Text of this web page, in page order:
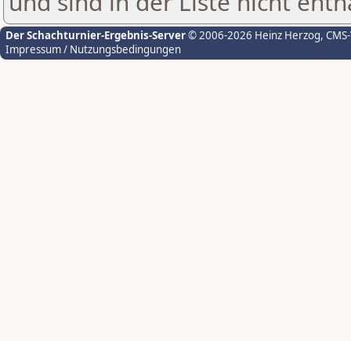
Der Schachturnier-Ergebnis-Server© 2006-2026 Heinz Herzog,
Impressum / Nutzungsbedingungen